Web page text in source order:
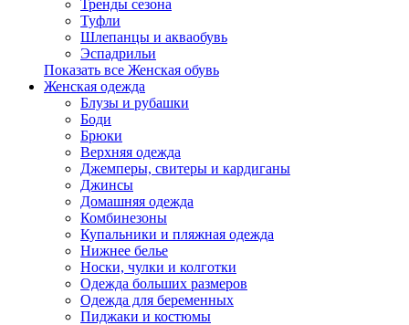
Тренды сезона
Туфли
Шлепанцы и акваобувь
Эспадрильи
Показать все Женская обувь
Женская одежда
Блузы и рубашки
Боди
Брюки
Верхняя одежда
Джемперы, свитеры и кардиганы
Джинсы
Домашняя одежда
Комбинезоны
Купальники и пляжная одежда
Нижнее белье
Носки, чулки и колготки
Одежда больших размеров
Одежда для беременных
Пиджаки и костюмы